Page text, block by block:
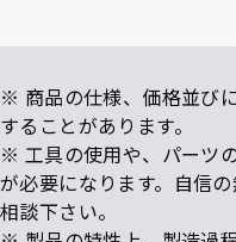
※ 商品の仕様、価格並び
することがあります。
※ 工具の使用や、パーツ
が必要になります。自信
相談下さい。